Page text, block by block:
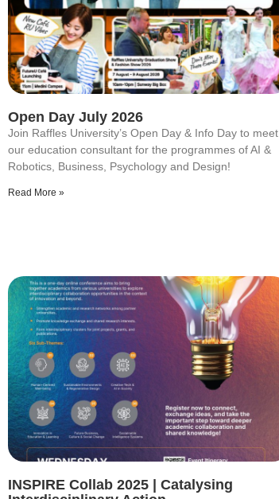
Open Day July 2026
Join Raffles University’s Open Day & Info Day to meet
our education consultant for the programmes of AI &
Robotics, Business, Psychology and Design!
Read More »
INSPIRE Collab 2025 | Catalysing